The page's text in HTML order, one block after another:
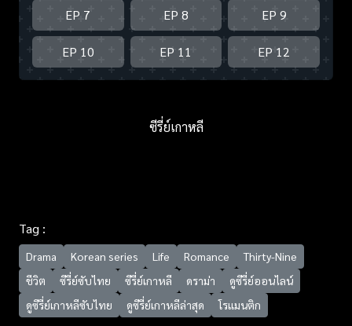
EP 7 EP 8 EP 9
EP 10 EP 11 EP 12
ซีรี่ย์เกาหลี
Tag :
Drama Korean series Life Romance
Thirty-Nine
ชีวิต
ซีรี่ย์ซับไทย ซีรี่ย์เกาหลี ดราม่า
ดูซีรี่ย์ออนไลน์
ดูซีรี่ย์เกาหลีซับไทย
ดูซีรี่ย์เกาหลีล่าสุด โรแมนติก